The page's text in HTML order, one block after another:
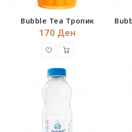
Bubble Tea Тропик
170 Ден